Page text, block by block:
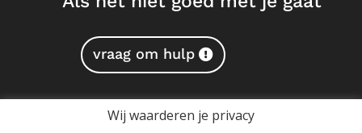
vraag om hulp
Copyright © 2026 Mentalmints B.V.
Wij waarderen je privacy